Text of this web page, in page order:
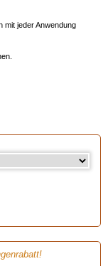
mit jeder Anwendung